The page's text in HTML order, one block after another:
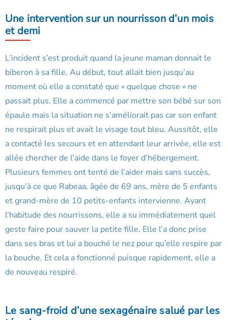
Une intervention sur un nourrisson d’un mois
et demi
L’incident s’est produit quand la jeune maman donnait le
biberon à sa fille. Au début, tout allait bien jusqu’au
moment où elle a constaté que « quelque chose » ne
passait plus. Elle a commencé par mettre son bébé sur son
épaule mais la situation ne s’améliorait pas car son enfant
ne respirait plus et avait le visage tout bleu. Aussitôt, elle
a contacté les secours et en attendant leur arrivée, elle est
allée chercher de l’aide dans le foyer d’hébergement.
Plusieurs femmes ont tenté de l’aider mais sans succès,
jusqu’à ce que Rabeaa, âgée de 69 ans, mère de 5 enfants
et grand-mère de 10 petits-enfants intervienne. Ayant
l’habitude des nourrissons, elle a su immédiatement quel
geste faire pour sauver la petite fille. Elle l’a donc prise
dans ses bras et lui a bouché le nez pour qu’elle respire par
la bouche. Et cela a fonctionné puisque rapidement, elle a
de nouveau respiré.
Le sang-froid d’une sexagénaire salué par les